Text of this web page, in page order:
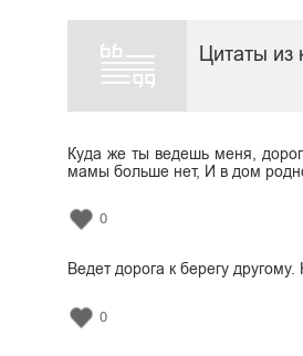
Цитаты из
Куда же ты ведешь меня,
мамы больше нет, И в дом
0
Ведет дорога к берегу
0